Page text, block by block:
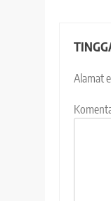
Alamat